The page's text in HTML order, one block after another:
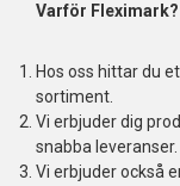
Varför Fleximark?
Hos oss hittar du
sortiment.
Vi erbjuder dig
snabba leveranser.
Vi erbjuder också